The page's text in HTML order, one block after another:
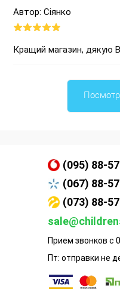
Автор: Сіянко
Кращий магазин, дякую
(095) 88-
(067) 88-
(073) 88-
Прием звонков с
Пт: отправки не